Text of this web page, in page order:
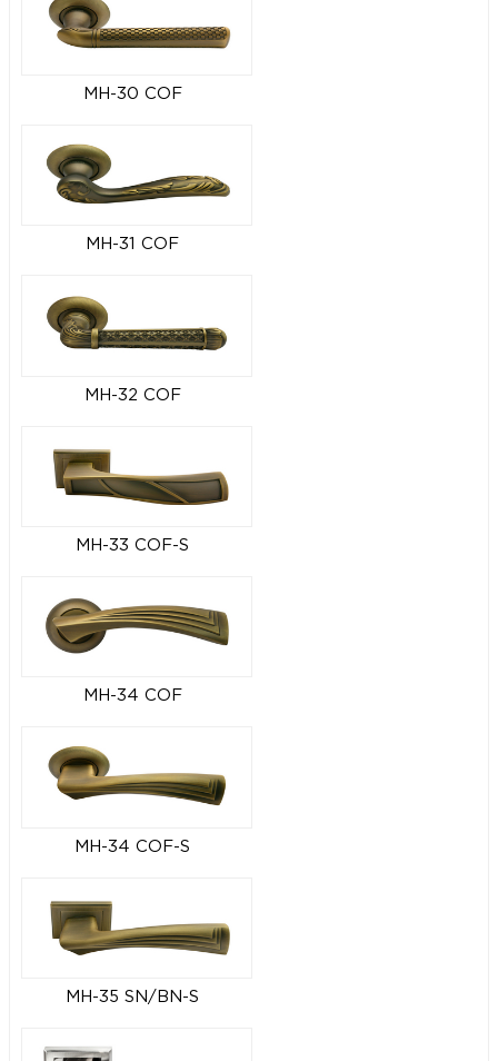
MH-30 COF
MH-31 COF
MH-32 COF
MH-33 COF-S
MH-34 COF
MH-34 COF-S
MH-35 SN/BN-S